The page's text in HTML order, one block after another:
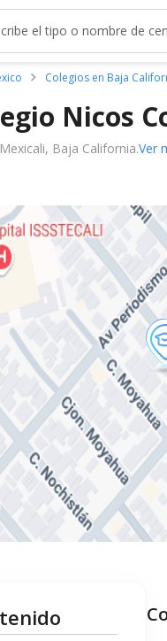
Colegios en Baja
Niсos
Baja California.Ver